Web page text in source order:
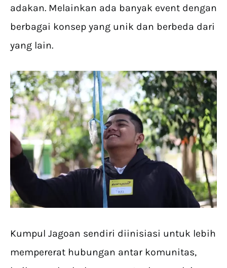
adakan. Melainkan ada banyak event dengan
berbagai konsep yang unik dan berbeda dari
yang lain.
Kumpul Jagoan sendiri diinisiasi untuk lebih
mempererat hubungan antar komunitas,